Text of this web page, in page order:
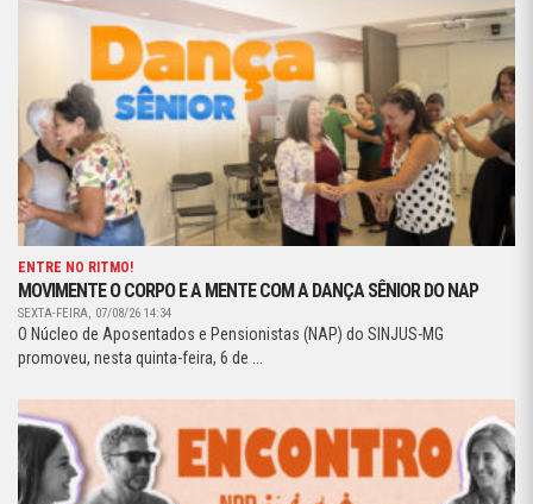
ENTRE NO RITMO!
MOVIMENTE O CORPO E A MENTE COM A DANÇA SÊNIOR DO NAP
SEXTA-FEIRA, 07/08/26 14:34
O Núcleo de Aposentados e Pensionistas (NAP) do SINJUS-MG
promoveu, nesta quinta-feira, 6 de ...